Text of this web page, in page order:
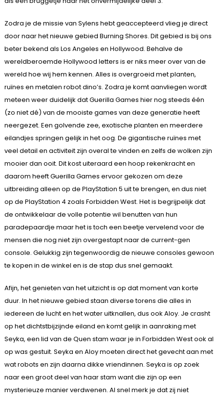
Zodra je de missie van Sylens hebt geaccepteerd vlieg je direct
door naar het nieuwe gebied Burning Shores. Dit gebied is bij ons
beter bekend als Los Angeles en Hollywood. Behalve de
wereldberoemde Hollywood letters is er niks meer over van de
wereld hoe wij hem kennen. Alles is overgroeid met planten,
ruïnes en metalen robot dino’s. Zodra je komt aanvliegen wordt
meteen weer duidelijk dat Guerilla Games hier nog steeds één
(zo niet dé) van de mooiste games van deze generatie heeft
neergezet. Een golvende zee, exotische planten en meerdere
eilandjes springen gelijk in het oog. De gigantische ruïnes met
veel detail en activiteit zijn overal te vinden en zelfs de wolken zijn
mooier dan ooit. Dit kost uiteraard een hoop rekenkracht en
daarom heeft Guerilla Games ervoor gekozen om deze
uitbreiding alleen op de PlayStation 5 uit te brengen, en dus niet
op de PlayStation 4 zoals Forbidden West. Het is begrijpelijk dat
de ontwikkelaar de volle potentie wil benutten van hun
paradepaardje maar het is toch een beetje vervelend voor de
mensen die nog niet zijn overgestapt naar de current-gen
console. Gelukkig zijn tegenwoordig de nieuwe consoles gewoon
te kopen in de winkel en is de stap dus snel gemaakt.
Afijn, het genieten van het uitzicht is op dat moment van korte
duur. In het nieuwe gebied staan diverse torens die alles in
iedereen de lucht en het water uitknallen, dus ook Aloy. Je crasht
op het dichtstbijzijnde eiland en komt gelijk in aanraking met
Seyka, een lid van de Quen stam waar je in Forbidden West ook al
op was gestuit. Seyka en Aloy moeten direct het gevecht aan met
wat robots en zijn daarna dikke vriendinnen. Seyka is op zoek
naar een groot deel van haar stam want die zijn op een
mysterieuze manier verdwenen. Al snel merk je dat zij niet